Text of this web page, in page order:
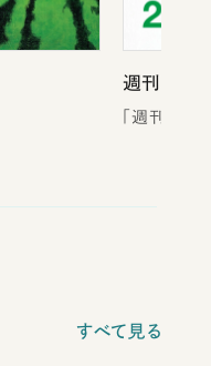
週刊新潮
「週刊新潮
すべて見る